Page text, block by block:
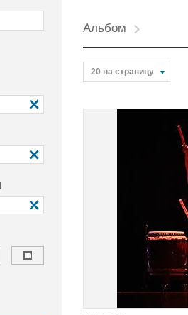
Альбом
20 на страницу